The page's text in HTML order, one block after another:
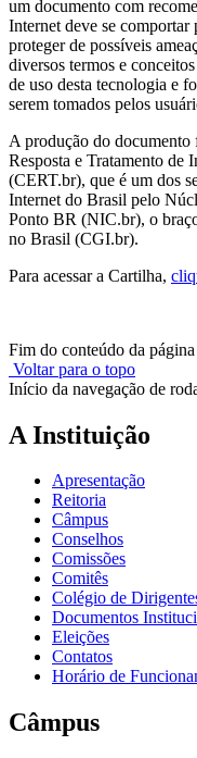
um documento com
Internet deve se comportar
proteger de possíveis
diversos termos e
de uso desta tecnologia e
serem tomados pelos
A produção do
Resposta e Tratamento de
(CERT.br), que é um dos
Internet do Brasil pelo
Ponto BR (NIC.br), o
no Brasil (CGI.br).
Para acessar a Cartilha,
Fim do conteúdo da página
Voltar para o topo
Início da navegação de
A Instituição
Apresentação
Reitoria
Câmpus
Conselhos
Comissões
Comitês
Colégio de
Documentos
Eleições
Contatos
Horário de
Câmpus